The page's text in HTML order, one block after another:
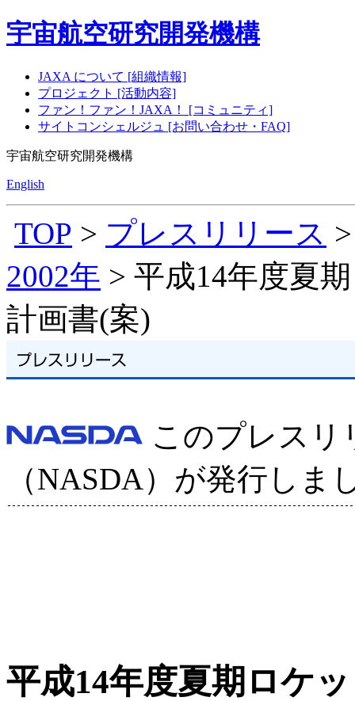
宇宙航空研究開発機構
JAXA について [組織情報]
プロジェクト [活動内容]
ファン！ファン！JAXA！ [コミュニティ]
サイトコンシェルジュ [お問い合わせ・FAQ]
宇宙航空研究開発機構
English
TOP > プレスリリース
2002年 > 平成14年度夏
計画書(案)
このプレスリ
（NASDA）が発行しま
平成14年度夏期ロケ